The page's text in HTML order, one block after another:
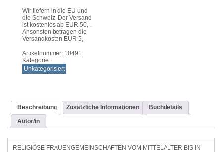
Wir liefern in die EU und
die Schweiz. Der Versand
ist kostenlos ab EUR 50,-.
Ansonsten betragen die
Versandkosten EUR 5,-
Artikelnummer: 10491
Kategorie:
Unkategorisiert
Beschreibung Zusätzliche Informationen
Buchdetails
Autor/in
RELIGIÖSE FRAUENGEMEINSCHAFTEN VOM MITTELALTER BIS IN